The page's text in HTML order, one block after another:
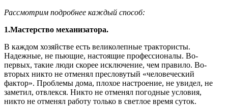
Рассмотрим подробнее каждый способ:
1.Мастерство механизатора.
В каждом хозяйстве есть великолепные трактористы.
Надежные, не пьющие, настоящие профессионалы. Во-
первых, такие люди скорее исключение, чем правило. Во-
вторых никто не отменял пресловутый «человеческий
фактор». Проблемы дома, плохое настроение, не увидел, не
заметил, отвлекся. Никто не отменял погодные условия,
никто не отменял работу только в светлое время суток.